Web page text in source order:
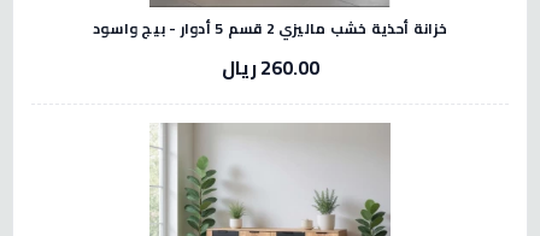
خزانة أحذية خشب ماليزي 2 قسم 5 أدوار - بيج واسود
260.00 ريال